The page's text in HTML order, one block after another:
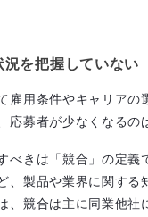
況を把握していない
雇用条件やキャリアの
応募者が少なくなるの
べきは「競合」の定義
、製品や業界に関する
、競合は主に同業他社